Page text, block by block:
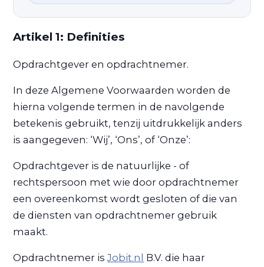
Artikel 1: Definities
Opdrachtgever en opdrachtnemer.
In deze Algemene Voorwaarden worden de
hierna volgende termen in de navolgende
betekenis gebruikt, tenzij uitdrukkelijk anders
is aangegeven: ‘Wij’, ‘Ons’, of ‘Onze’:
Opdrachtgever is de natuurlijke - of
rechtspersoon met wie door opdrachtnemer
een overeenkomst wordt gesloten of die van
de diensten van opdrachtnemer gebruik
maakt.
Opdrachtnemer isJobit.nl B.V. die haar